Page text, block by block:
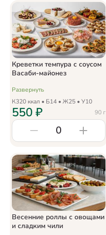
Креветки темпура с соусом
Васаби-майонез
Развернуть
К320 ккал • Б14 • Ж25 • У10
90 г
550₽
0
Весенние роллы с овощами
и сладким чили